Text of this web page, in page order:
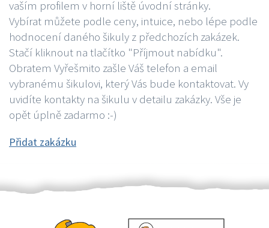
vaším profilem v horní liště úvodní stránky.
Vybírat můžete podle ceny, intuice, nebo lépe podle
hodnocení daného šikuly z předchozích zakázek.
Stačí kliknout na tlačítko "Příjmout nabídku".
Obratem Vyřešmito zašle Váš telefon a email
vybranému šikulovi, který Vás bude kontaktovat. Vy
uvidíte kontakty na šikulu v detailu zakázky. Vše je
opět úplně zadarmo :-)
Přidat zakázku